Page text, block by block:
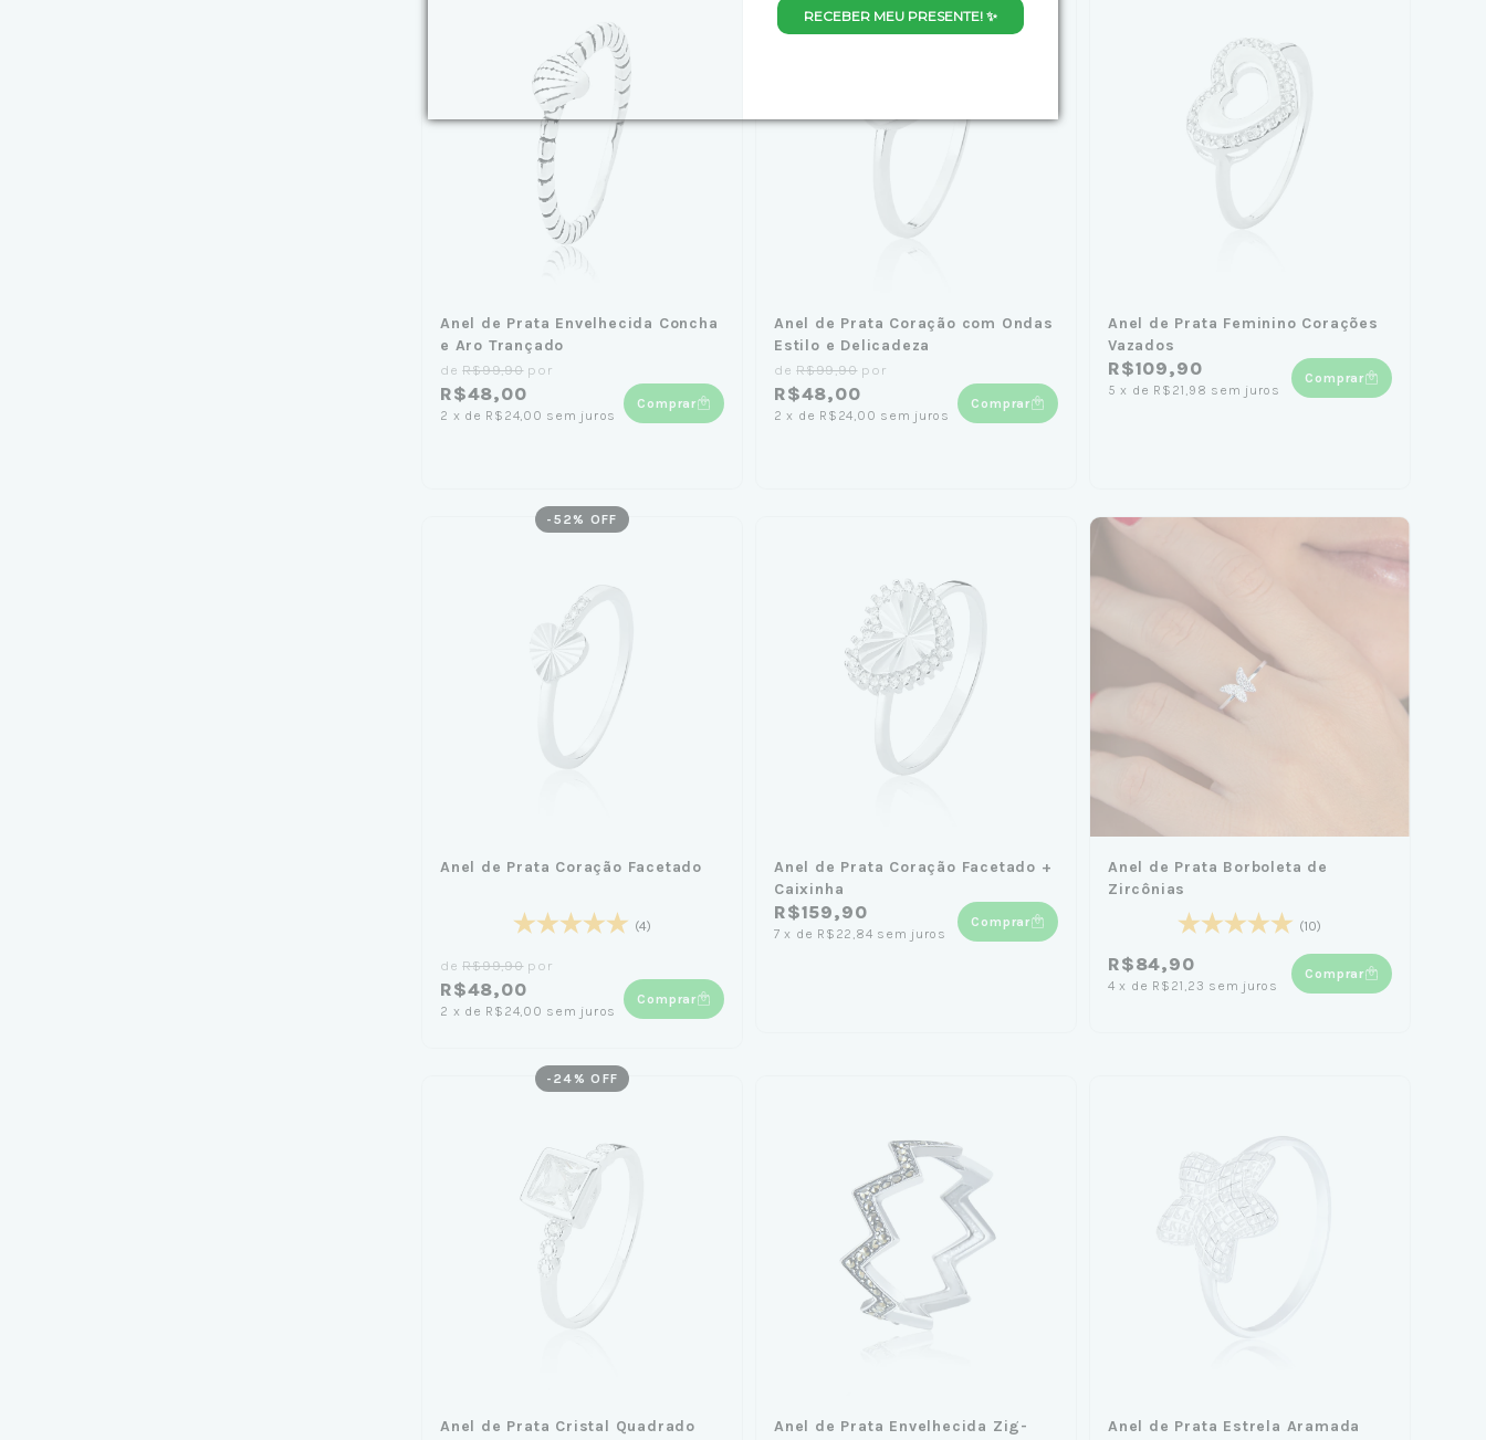
RECEBER MEU PRESENTE! ✨
Anel de Prata Envelhecida Concha
e Aro Trançado
deR$99,90por
R$48,00
2 x de R$24,00 sem juros
Comprar
Anel de Prata Coração com Ondas
Estilo e Delicadeza
deR$99,90por
R$48,00
2 x de R$24,00 sem juros
Comprar
Anel de Prata Feminino Corações
Vazados
R$109,90
5 x de R$21,98 sem juros
Comprar
- 52 % OFF
Anel de Prata Coração Facetado
(4)
deR$99,90por
R$48,00
2 x de R$24,00 sem juros
Comprar
Anel de Prata Coração Facetado +
Caixinha
R$159,90
7 x de R$22,84 sem juros
Comprar
Anel de Prata Borboleta de
Zircônias
(10)
R$84,90
4 x de R$21,23 sem juros
Comprar
- 24 % OFF
Anel de Prata Cristal Quadrado
Anel de Prata Envelhecida Zig-
Anel de Prata Estrela Aramada